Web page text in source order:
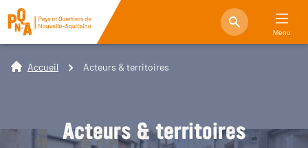
Menu
Accueil Acteurs & territoires
Acteurs & territoires